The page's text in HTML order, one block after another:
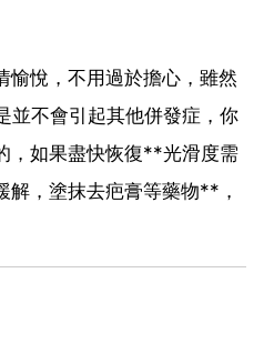
愉悅，不用過於擔心，雖然
並不會引起其他併發症，你
，如果盡快恢復**光滑度需
解，塗抹去疤膏等藥物**，